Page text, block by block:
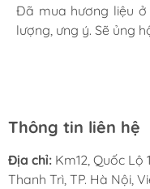
Mình rất ưng khi đến
mặt hàng phong
Đã mua hương liệu ở
lượng, ưng ý. Sẽ ủng
Đóng gói chắc chắn
Hình ảnh sản phẩm
Thông tin liên hệ
Địa chỉ: Km12, Quốc Lộ
Thanh Trì, TP. Hà Nội,